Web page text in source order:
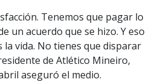
Tenemos que pagar lo
un acuerdo que se hizo. Y eso
la vida. No tienes que disparar
de Atlético Mineiro,
aseguró el medio.